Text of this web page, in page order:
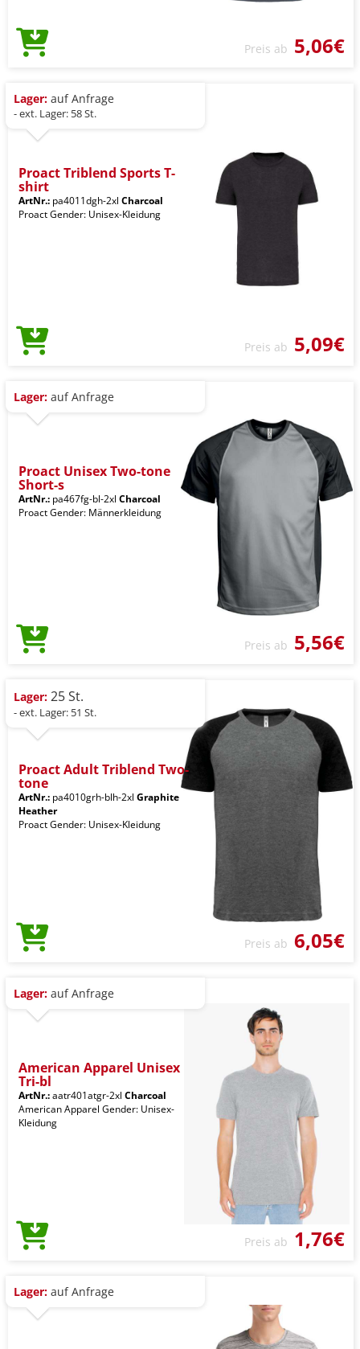
Preis ab 5,06€
Lager: auf Anfrage
- ext. Lager: 58 St.
Proact Triblend Sports T-
shirt
ArtNr.: pa4011dgh-2xl Charcoal
Proact Gender: Unisex-Kleidung
Preis ab 5,09€
Lager: auf Anfrage
Proact Unisex Two-tone
Short-s
ArtNr.: pa467fg-bl-2xl Charcoal
Proact Gender: Männerkleidung
Preis ab 5,56€
Lager: 25 St.
- ext. Lager: 51 St.
Proact Adult Triblend Two-
tone
ArtNr.: pa4010grh-blh-2xl Graphite
Heather
Proact Gender: Unisex-Kleidung
Preis ab 6,05€
Lager: auf Anfrage
American Apparel Unisex
Tri-bl
ArtNr.:aatr401atgr-2xl Charcoal
American Apparel Gender: Unisex-
Kleidung
Preis ab 1,76€
Lager: auf Anfrage